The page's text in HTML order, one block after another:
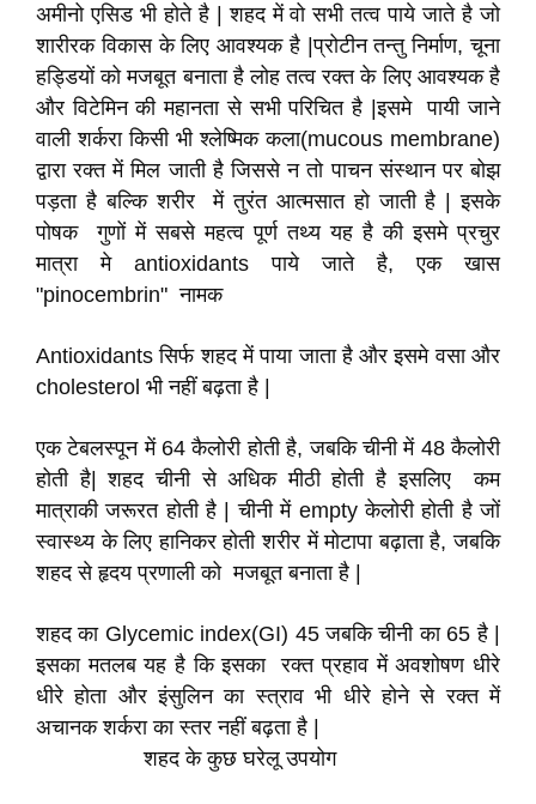
अमीनो एसिड भी होते है | शहद में वो सभी तत्व पाये जाते है जो
शारीरक विकास के लिए आवश्यक है |प्रोटीन तन्तु निर्माण, चूना
हड्डियों को मजबूत बनाता है लोह तत्व रक्त के लिए आवश्यक है
और विटेमिन की महानता से सभी परिचित है |इसमे पायी जाने
वाली शर्करा किसी भी श्लेष्मिक कला(mucous membrane)
द्वारा रक्त में मिल जाती है जिससे न तो पाचन संस्थान पर बोझ
पड़ता है बल्कि शरीर में तुरंत आत्मसात हो जाती है | इसके
पोषक गुणों में सबसे महत्व पूर्ण तथ्य यह है की इसमे प्रचुर
मात्रा मे antioxidants पाये जाते है, एक खास
"pinocembrin" नामक
Antioxidants सिर्फ शहद में पाया जाता है और इसमे वसा और
cholesterol भी नहीं बढ़ता है |
एक टेबलस्पून में 64 कैलोरी होती है, जबकि चीनी में 48 कैलोरी
होती है| शहद चीनी से अधिक मीठी होती है इसलिए कम
मात्राकी जरूरत होती है | चीनी में empty केलोरी होती है जों
स्वास्थ्य के लिए हानिकर होती शरीर में मोटापा बढ़ाता है, जबकि
शहद से हृदय प्रणाली को मजबूत बनाता है |
शहद का Glycemic index(GI) 45 जबकि चीनी का 65 है |
इसका मतलब यह है कि इसका रक्त प्रहाव में अवशोषण धीरे
धीरे होता और इंसुलिन का स्त्राव भी धीरे होने से रक्त में
अचानक शर्करा का स्तर नहीं बढ़ता है |
शहद के कुछ घरेलू उपयोग